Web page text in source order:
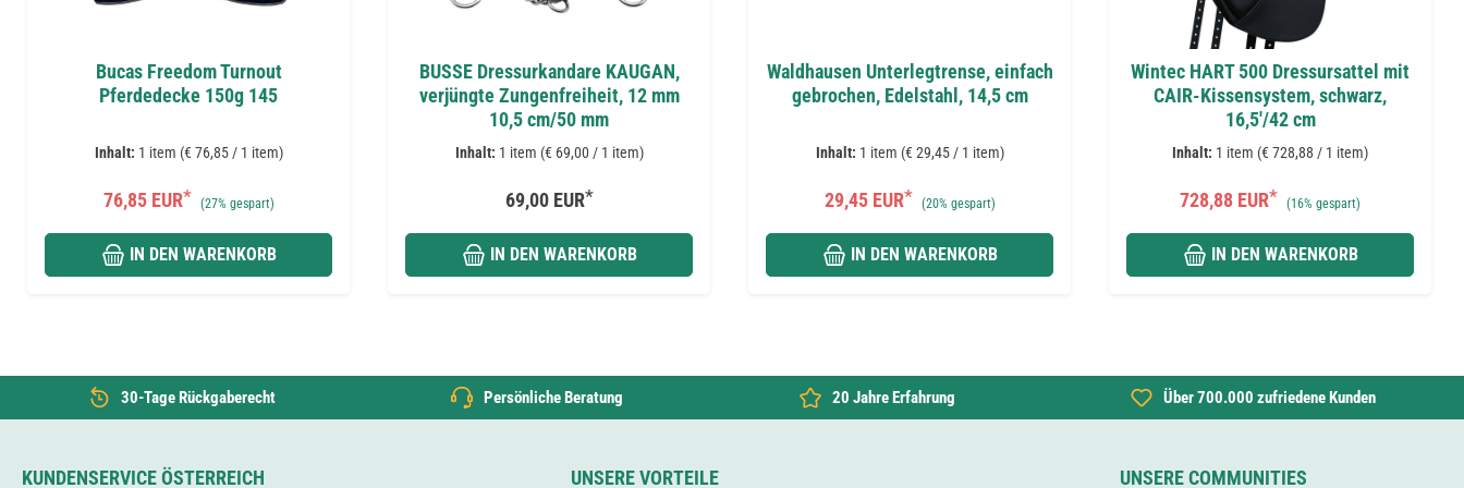
Bucas Freedom Turnout
Pferdedecke 150g 145
Inhalt: 1 item (€ 76,85 / 1 item)
76,85 EUR* (27% gespart)
IN DEN WARENKORB
BUSSE Dressurkandare KAUGAN,
verjüngte Zungenfreiheit, 12 mm
10,5 cm/50 mm
Inhalt: 1 item (€ 69,00 / 1 item)
69,00 EUR*
IN DEN WARENKORB
Waldhausen Unterlegtrense, einfach
gebrochen, Edelstahl, 14,5 cm
Inhalt: 1 item (€ 29,45 / 1 item)
29,45 EUR* (20% gespart)
IN DEN WARENKORB
Wintec HART 500 Dressursattel mit
CAIR-Kissensystem, schwarz,
16,5'/42 cm
Inhalt: 1 item (€ 728,88 / 1 item)
728,88 EUR* (16% gespart)
IN DEN WARENKORB
30-Tage Rückgaberecht Persönliche Beratung 20 Jahre Erfahrung Über 700.000 zufriedene Kunden
KUNDENSERVICE ÖSTERREICH UNSERE VORTEILE UNSERE COMMUNITIES